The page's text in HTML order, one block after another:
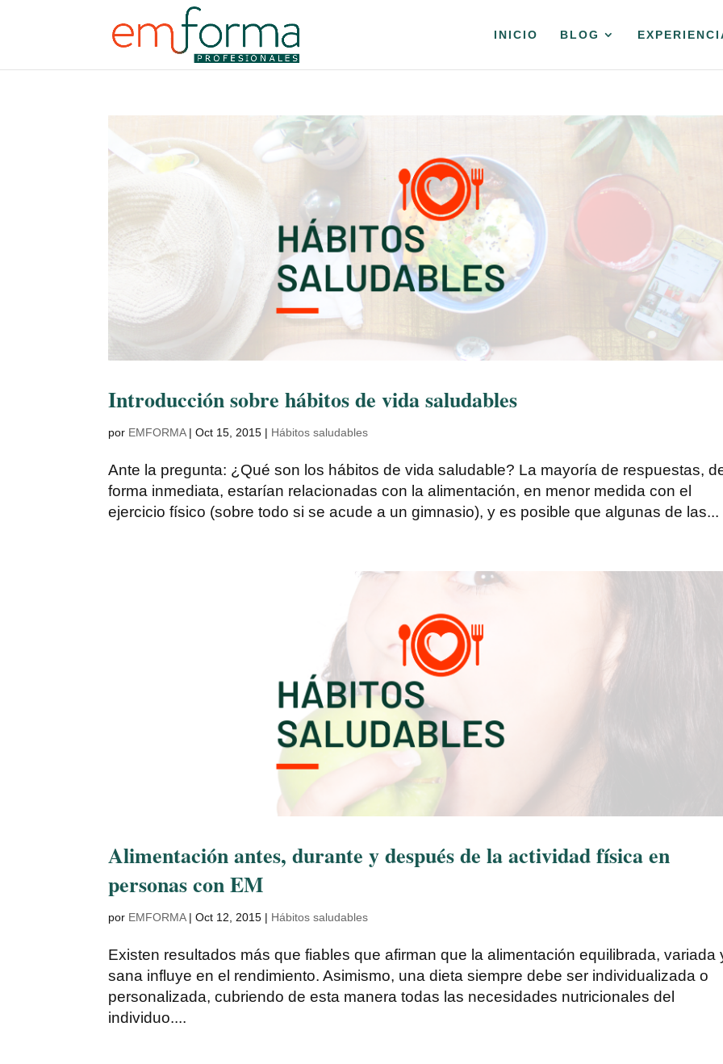
INICIO BLOG
Introducción sobre hábitos de vida saludables
por EMFORMA|Oct 15, 2015 | Hábitos saludables
Ante la pregunta: ¿Qué son los hábitos de vida saludable? La mayoría de respuestas,
forma inmediata, estarían relacionadas con la alimentación, en menor medida con el
ejercicio físico (sobre todo si se acude a un gimnasio), y es posible que algunas de las...
Alimentación antes, durante y después de la actividad física en
personas con EM
por EMFORMA|Oct 12, 2015 | Hábitos saludables
Existen resultados más que fiables que afirman que la alimentación equilibrada, variada
sana influye en el rendimiento. Asimismo, una dieta siempre debe ser individualizada o
personalizada, cubriendo de esta manera todas las necesidades nutricionales del
individuo....